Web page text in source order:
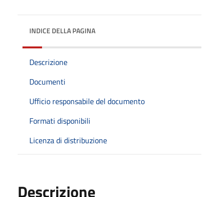
INDICE DELLA PAGINA
Descrizione
Documenti
Ufficio responsabile del documento
Formati disponibili
Licenza di distribuzione
Descrizione